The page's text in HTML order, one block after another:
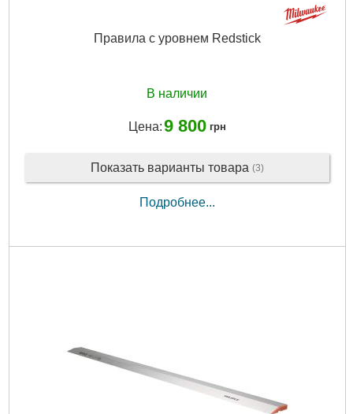
Правила с уровнем Redstick
В наличии
Цена:9 800 грн
Показать варианты товара (3)
Подробнее...